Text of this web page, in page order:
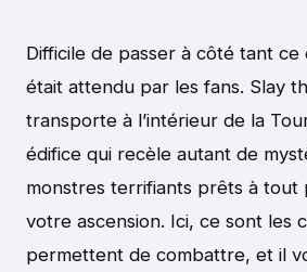
Difficile de passer à côté tant ce
était attendu par les fans. Slay
transporte à l’intérieur de la
édifice qui recèle autant de
monstres terrifiants prêts à
votre ascension. Ici, ce sont les
permettent de combattre, et il